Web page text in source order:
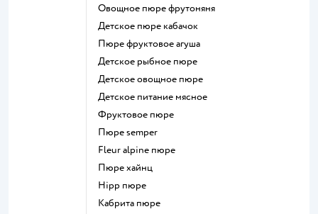
овощное пюре фрутоняня
детское пюре кабачок
пюре фруктовое агуша
детское рыбное пюре
детское овощное пюре
детское питание мясное
фруктовое пюре
пюре semper
fleur alpine пюре
пюре хайнц
hipp пюре
кабрита пюре